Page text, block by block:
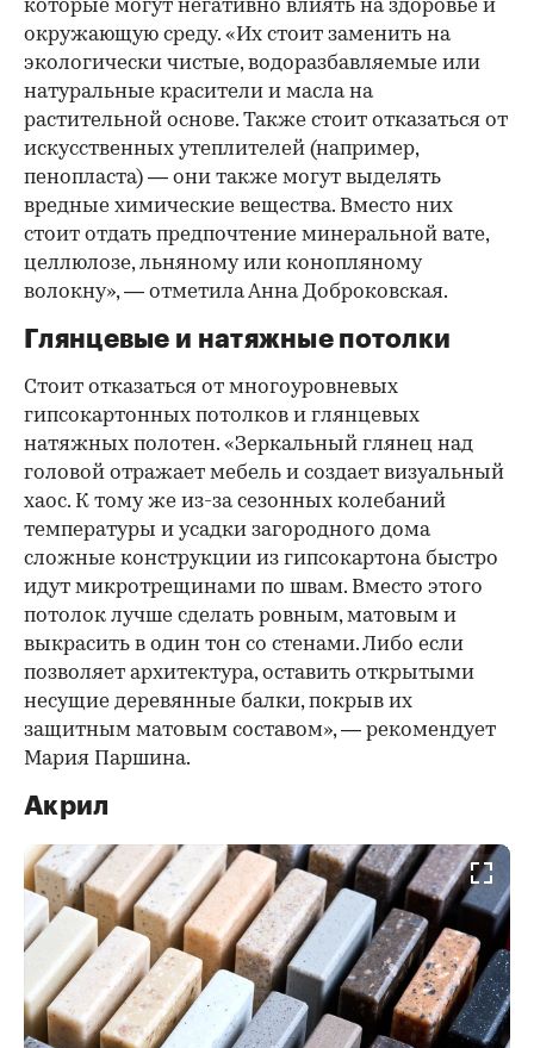
которые могут негативно влиять на здоровье и
окружающую среду. «Их стоит заменить на
экологически чистые, водоразбавляемые или
натуральные красители и масла на
растительной основе. Также стоит отказаться от
искусственных утеплителей (например,
пенопласта) — они также могут выделять
вредные химические вещества. Вместо них
стоит отдать предпочтение минеральной вате,
целлюлозе, льняному или конопляному
волокну», — отметила Анна Доброковская.
Глянцевые и натяжные потолки
Стоит отказаться от многоуровневых
гипсокартонных потолков и глянцевых
натяжных полотен. «Зеркальный глянец над
головой отражает мебель и создает визуальный
хаос. К тому же из-за сезонных колебаний
температуры и усадки загородного дома
сложные конструкции из гипсокартона быстро
идут микротрещинами по швам. Вместо этого
потолок лучше сделать ровным, матовым и
выкрасить в один тон со стенами. Либо если
позволяет архитектура, оставить открытыми
несущие деревянные балки, покрыв их
защитным матовым составом», — рекомендует
Мария Паршина.
Акрил